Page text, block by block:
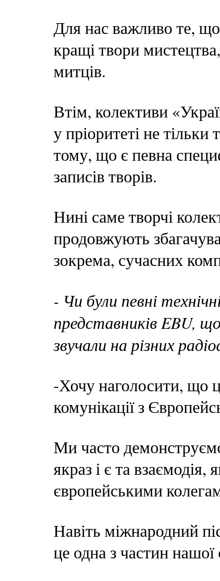
Для нас важливо те,
кращі твори
митців.
Втім, колективи
у пріоритеті не
тому, що є певна
записів творів.
Нині саме творчі
продовжують
зокрема, сучасних
- Чи були певні
представників EBU,
звучали на різних
-Хочу наголосити, що
комунікації з
Ми часто демонструємо
якраз і є та
європейськими
Навіть міжнародний
це одна з частин нашої